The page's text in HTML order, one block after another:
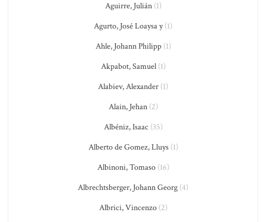
Aguirre, Julián(1)
Agurto, José Loaysa y(1)
Ahle, Johann Philipp(1)
Akpabot, Samuel(1)
Alabiev, Alexander (1)
Alain, Jehan(2)
Albéniz, Isaac (35)
Alberto de Gomez, Lluys(1)
Albinoni, Tomaso(16)
Albrechtsberger, Johann Georg (4)
Albrici, Vincenzo(2)